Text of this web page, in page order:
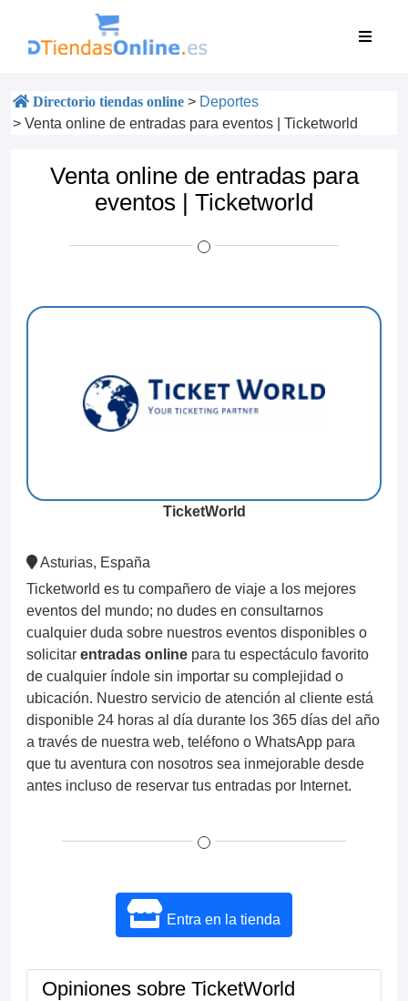
Directorio tiendas online > Deportes
> Venta online de entradas para eventos | Ticketworld
Venta online de entradas para
eventos | Ticketworld
TicketWorld
Asturias, España
Ticketworld es tu compañero de viaje a los mejores
eventos del mundo; no dudes en consultarnos
cualquier duda sobre nuestros eventos disponibles o
solicitar entradas online para tu espectáculo favorito
de cualquier índole sin importar su complejidad o
ubicación. Nuestro servicio de atención al cliente está
disponible 24 horas al día durante los 365 días del año
a través de nuestra web, teléfono o WhatsApp para
que tu aventura con nosotros sea inmejorable desde
antes incluso de reservar tus entradas por Internet.
Entra en la tienda
Opiniones sobre TicketWorld